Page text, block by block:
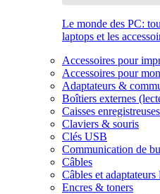
Le monde des PC:
laptops et les
Accessoires pour
Accessoires pour
Adaptateurs &
Boîtiers externes
Caisses
Claviers & souris
Clés USB
Communication de
Câbles
Câbles et adaptateurs
Encres & toners